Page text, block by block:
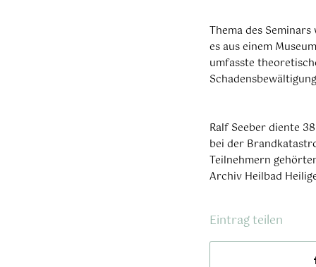
Thema des
es aus einem
umfasste
Ralf Seeber diente
bei der
Teilnehmern
Archiv Heilbad
Eintrag teilen